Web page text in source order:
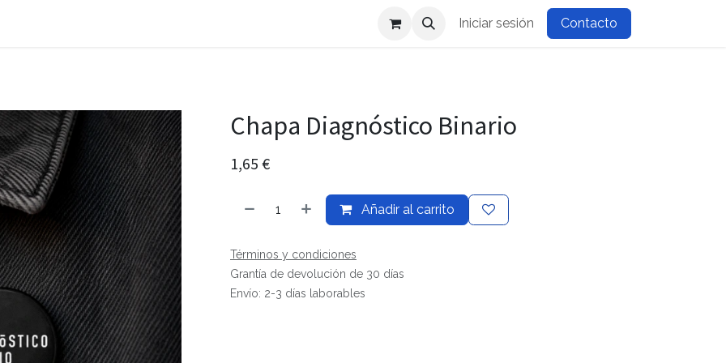
Iniciar sesión Contacto
Chapa Diagnóstico Binario
1,65 €
Añadir al carrito
Términos y condiciones
Grantía de devolución de 30 días
Envío: 2-3 días laborables